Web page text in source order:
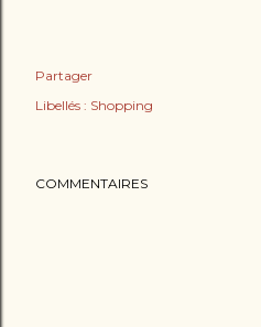
Partager
Libellés : Shopping
COMMENTAIRES